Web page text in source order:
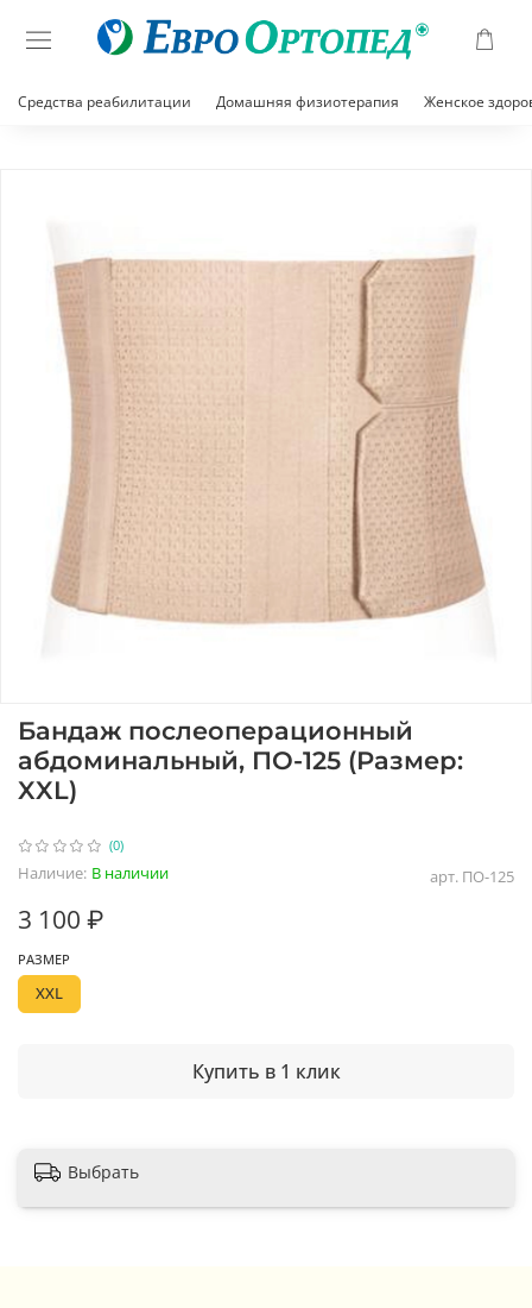
Средства реабилитации Домашняя физиотерапия Женское
(0)
арт. ПО-125
Наличие: В наличии
Бандаж послеоперационный
абдоминальный, ПО-125 (Размер:
XXL)
3 100 ₽
Купить в 1 клик
РАЗМЕР
XXL
Выбрать